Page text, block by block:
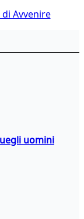
Avvenire
uomini